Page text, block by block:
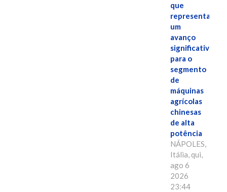
que
representa
um
avanço
significativo
para o
segmento
de
máquinas
agrícolas
chinesas
de alta
potência
NÁPOLES,
Itália, qui,
ago 6
2026
23:44